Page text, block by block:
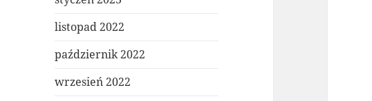
listopad 2022
październik 2022
wrzesień 2022